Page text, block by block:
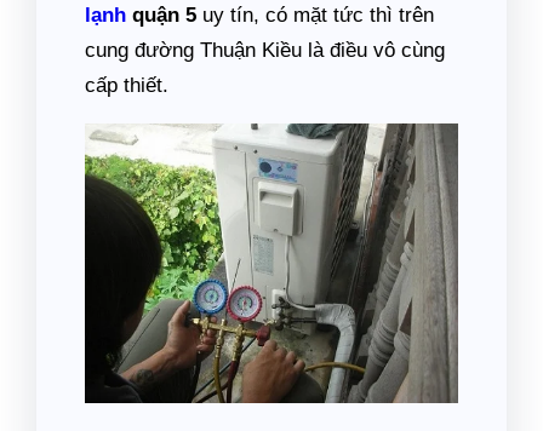
lạnh quận 5 uy tín, có mặt tức thì trên
cung đường Thuận Kiều là điều vô cùng
cấp thiết.